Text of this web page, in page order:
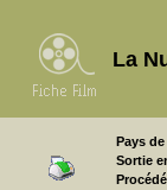
La
Pays
Sortie